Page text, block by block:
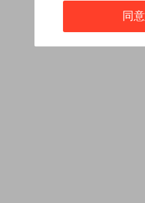
同意